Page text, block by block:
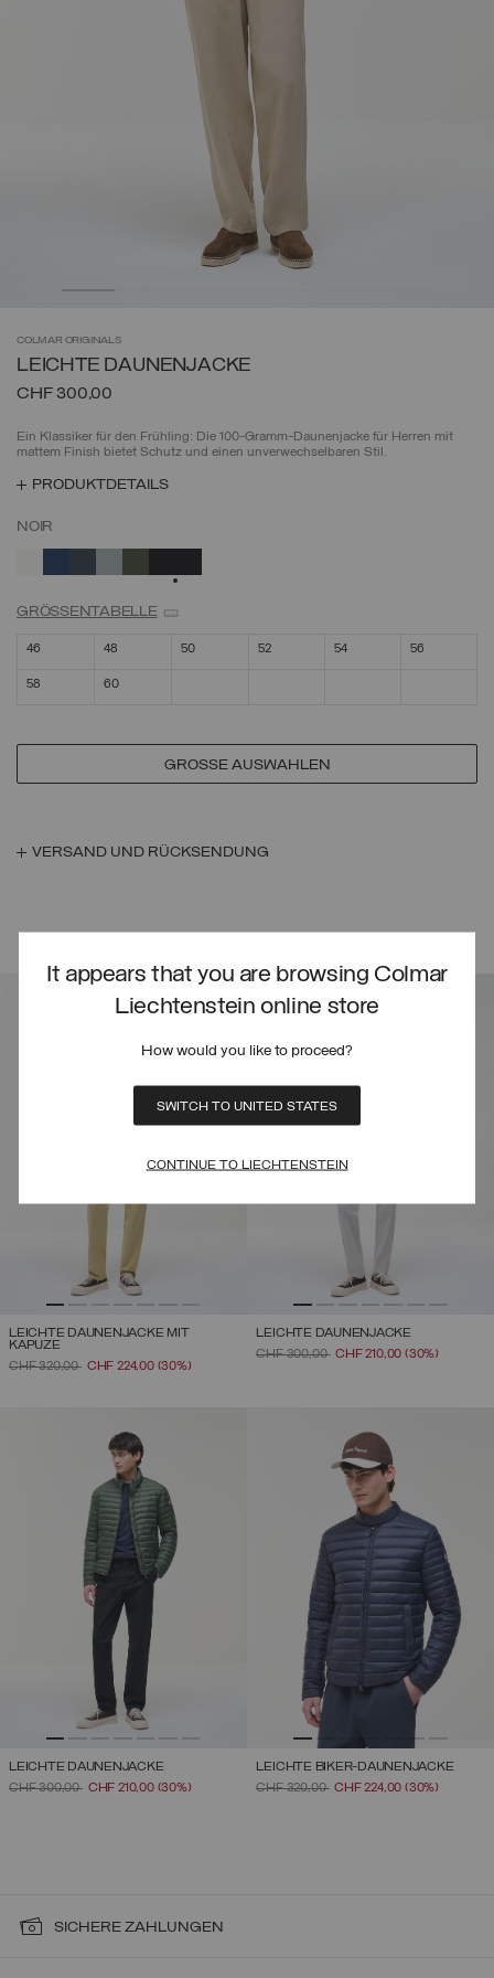
It appears that you are browsing Colmar
Liechtenstein online store
How would you like to proceed?
SWITCH TO UNITED STATES
CONTINUE TO LIECHTENSTEIN
COLMAR ORIGINALS
LEICHTE DAUNENJACKE
CHF 300,00
Ein Klassiker für den Frühling: Die 100-Gramm-Daunenjacke für Herren mit
mattem Finish bietet Schutz und einen unverwechselbaren Stil.
PRODUKTDETAILS
NOIR
AUSGEWÄHLT
GRÖSSENTABELLE
46 48 50 52 54 56
58 60
GRÖSSE AUSWÄHLEN
VERSAND UND RÜCKSENDUNG
LEICHTE DAUNENJACKE MIT
KAPUZE
PREIS REDUZIERT VON
CHF 320,00AUF
CHF 224,00 (30%)
LEICHTE DAUNENJACKE
PREIS REDUZIERT VON
CHF 300,00AUF
CHF 210,00(30%)
LEICHTE DAUNENJACKE
PREIS REDUZIERT VON
CHF 300,00AUF
CHF 210,00 (30%)
LEICHTE BIKER-DAUNENJACKE
PREIS REDUZIERT VON
CHF 320,00AUF
CHF 224,00(30%)
SICHERE ZAHLUNGEN